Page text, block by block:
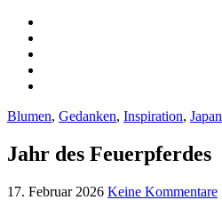
Blumen, Gedanken, Inspiration, Japan
Jahr des Feuerpferdes
17. Februar 2026 Keine Kommentare